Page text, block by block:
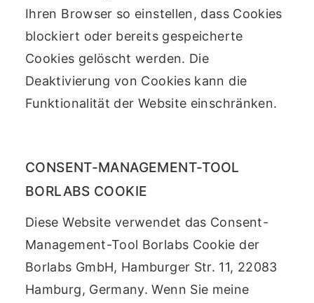
Ihren Browser so einstellen, dass Cookies
blockiert oder bereits gespeicherte
Cookies gelöscht werden. Die
Deaktivierung von Cookies kann die
Funktionalität der Website einschränken.
CONSENT-MANAGEMENT-TOOL
BORLABS COOKIE
Diese Website verwendet das Consent-
Management-Tool Borlabs Cookie der
Borlabs GmbH, Hamburger Str. 11, 22083
Hamburg, Germany. Wenn Sie meine